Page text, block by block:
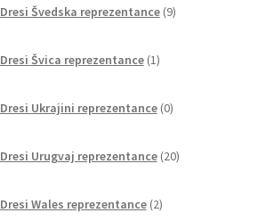
Dresi Švedska reprezentance 9izdelkov
Dresi Švica reprezentance 1izdelek
Dresi Ukrajini reprezentance 0izdelkov
Dresi Urugvaj reprezentance 20izdelkov
Dresi Wales reprezentance 2izdelka